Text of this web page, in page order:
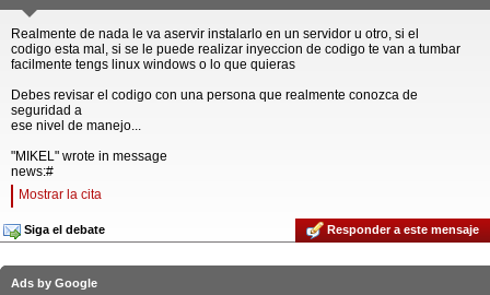
Realmente de nada le va aservir instalarlo en un servidor u otro, si el
codigo esta mal, si se le puede realizar inyeccion de codigo te van a tumbar
facilmente tengs linux windows o lo que quieras
Debes revisar el codigo con una persona que realmente conozca de
seguridad a
ese nivel de manejo...
"MIKEL" wrote in message
news:#
Mostrar la cita
Siga el debate Responder a este mensaje
Ads by Google